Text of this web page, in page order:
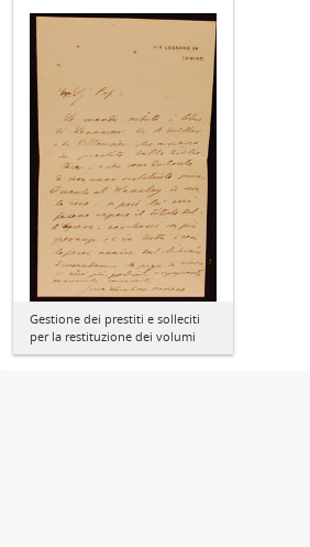
Gestione dei prestiti e solleciti
per la restituzione dei volumi